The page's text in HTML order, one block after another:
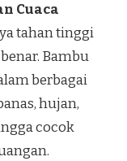
Cuaca
tahan tinggi
Bambu
berbagai
hujan,
cocok